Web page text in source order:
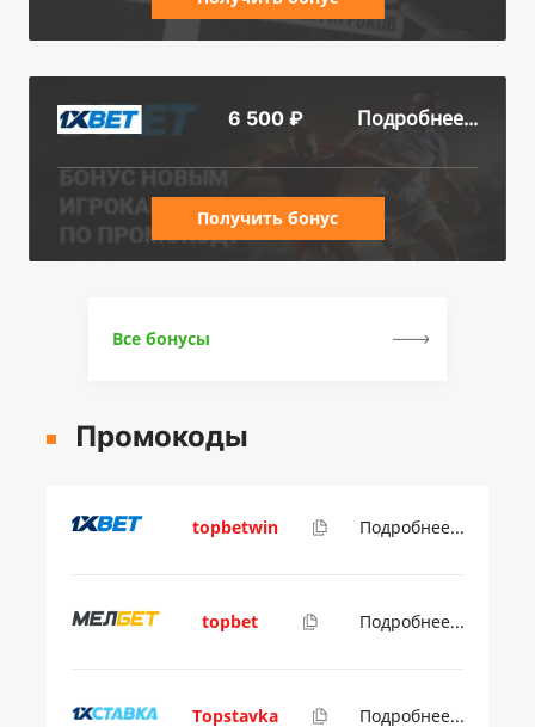
6 500 ₽ Подробнее...
Получить бонус
Все бонусы
Промокоды
topbetwin Подробнее...
topbet Подробнее...
Topstavka Подробнее...